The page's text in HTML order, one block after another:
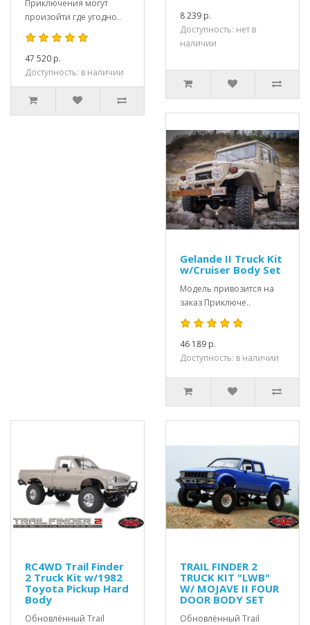
Приключения могут
произойти где угодно..
47 520 р.
Доступность: в наличии
8 239 р.
Доступность: нет в
наличии
Gelande II Truck Kit
w/Cruiser Body Set
Модель привозится на
заказ Приключе..
46 189 р.
Доступность: в наличии
RC4WD Trail Finder
2 Truck Kit w/1982
Toyota Pickup Hard
Body
Обновлённый Trail
TRAIL FINDER 2
TRUCK KIT "LWB"
W/ MOJAVE II FOUR
DOOR BODY SET
Обновлённый Trail